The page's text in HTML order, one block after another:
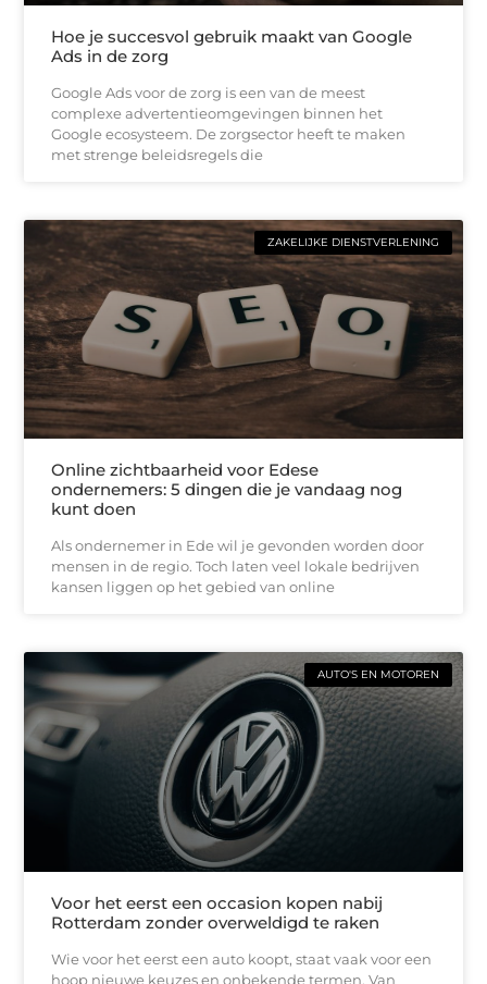
Hoe je succesvol gebruik maakt van Google
Ads in de zorg
Google Ads voor de zorg is een van de meest
complexe advertentieomgevingen binnen het
Google ecosysteem. De zorgsector heeft te maken
met strenge beleidsregels die
ZAKELIJKE DIENSTVERLENING
Online zichtbaarheid voor Edese
ondernemers: 5 dingen die je vandaag nog
kunt doen
Als ondernemer in Ede wil je gevonden worden door
mensen in de regio. Toch laten veel lokale bedrijven
kansen liggen op het gebied van online
AUTO'S EN MOTOREN
Voor het eerst een occasion kopen nabij
Rotterdam zonder overweldigd te raken
Wie voor het eerst een auto koopt, staat vaak voor een
hoop nieuwe keuzes en onbekende termen. Van